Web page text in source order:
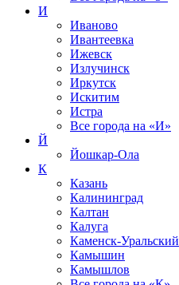
И
Иваново
Ивантеевка
Ижевск
Излучинск
Иркутск
Искитим
Истра
Все города на «И»
Й
Йошкар-Ола
К
Казань
Калининград
Калтан
Калуга
Каменск-Уральский
Камышин
Камышлов